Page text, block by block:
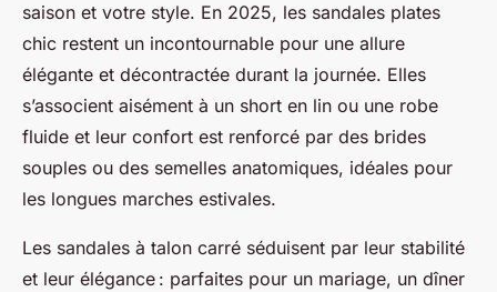
saison et votre style. En 2025, les sandales plates
chic restent un incontournable pour une allure
élégante et décontractée durant la journée. Elles
s’associent aisément à un short en lin ou une robe
fluide et leur confort est renforcé par des brides
souples ou des semelles anatomiques, idéales pour
les longues marches estivales.
Les sandales à talon carré séduisent par leur stabilité
et leur élégance : parfaites pour un mariage, un dîner